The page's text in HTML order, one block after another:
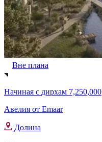
Вне плана
Начиная с дирхам 7,250,000
Авелия от Emaar
Долина